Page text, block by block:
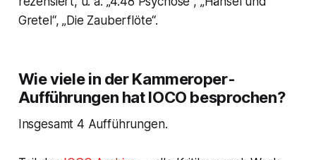
Gretel“, „Die Zauberflöte“.
Wie viele in der Kammeroper-
Aufführungen hat IOCO besprochen?
Insgesamt 4 Aufführungen.